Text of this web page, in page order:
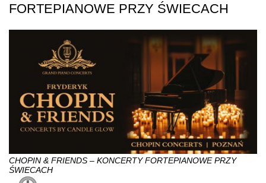
FORTEPIANOWE PRZY ŚWIECACH
CHOPIN & FRIENDS – KONCERTY FORTEPIANOWE PRZY
ŚWIECACH